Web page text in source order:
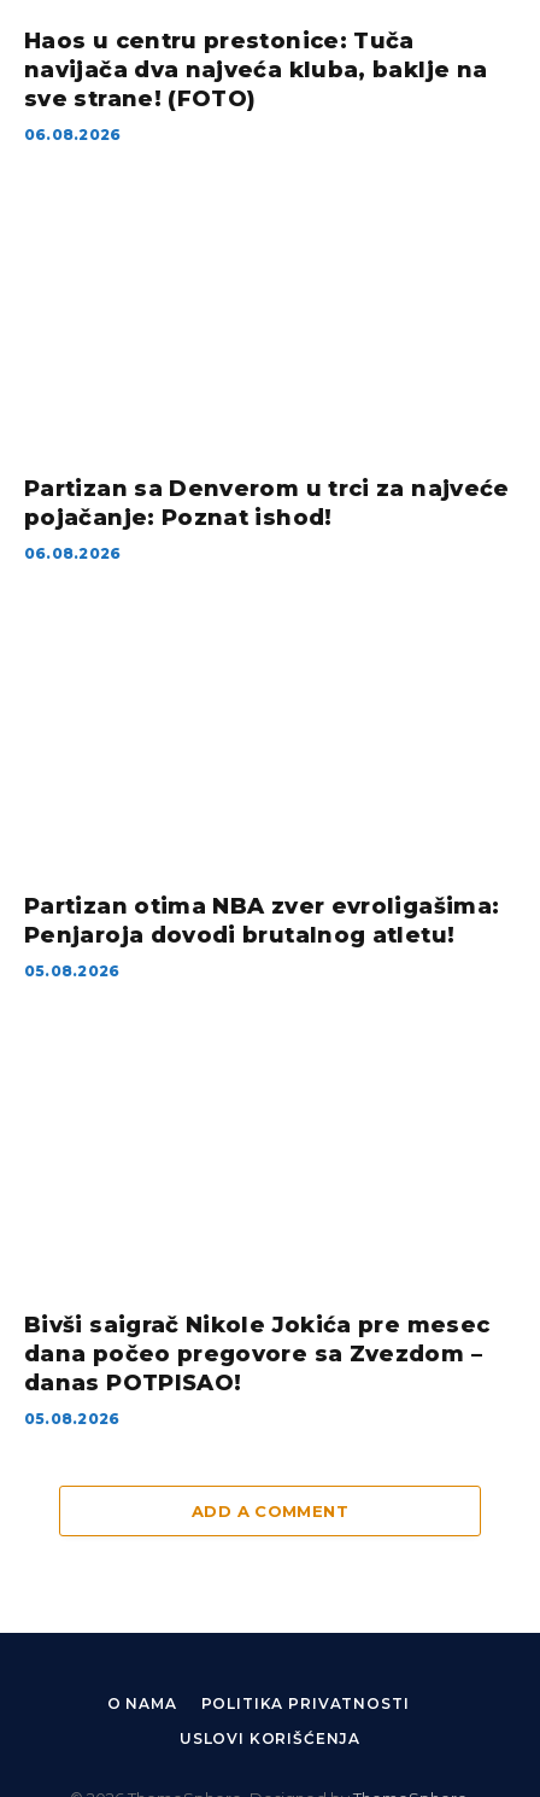
Haos u centru prestonice: Tuča
navijača dva najveća kluba, baklje na
sve strane! (FOTO)
06.08.2026
Partizan sa Denverom u trci za najveće
pojačanje: Poznat ishod!
06.08.2026
Partizan otima NBA zver evroligašima:
Penjaroja dovodi brutalnog atletu!
05.08.2026
Bivši saigrač Nikole Jokića pre mesec
dana počeo pregovore sa Zvezdom –
danas POTPISAO!
05.08.2026
ADD A COMMENT
O NAMA
POLITIKA PRIVATNOSTI
USLOVI KORIŠĆENJA